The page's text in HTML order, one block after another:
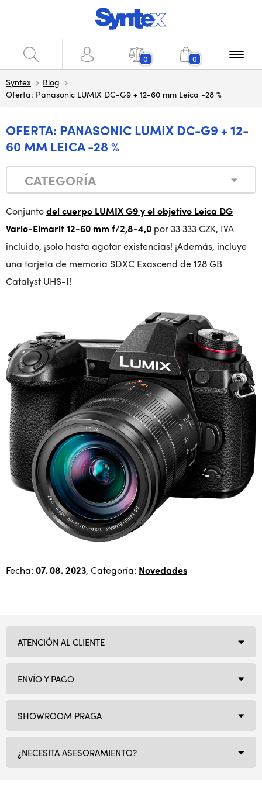
0 0
Syntex
Blog
Oferta: Panasonic LUMIX DC-G9 + 12-60 mm Leica -28 %
OFERTA: PANASONIC LUMIX DC-G9 + 12-
60 MM LEICA -28 %
CATEGORÍA
Conjuntodel cuerpo LUMIX G9 y el objetivo Leica DG
Vario-Elmarit 12-60 mm f/2,8-4,0 por 33 333 CZK, IVA
incluido, ¡solo hasta agotar existencias! ¡Además, incluye
una tarjeta de memoria SDXC Exascend de 128 GB
Catalyst UHS-I!
Fecha: 07. 08. 2023, Categoría: Novedades
SHOWROOM PRAGA
¿NECESITA ASESORAMIENTO?
ATENCIÓN AL CLIENTE
ENVÍO Y PAGO